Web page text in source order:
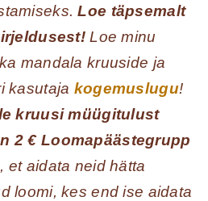
Loe täpsemalt
Loe minu
mandala kruuside ja
kasutaja kogemuslugu!
kruusi müügitulust
2 € Loomapäästegrupp
, et aidata neid hätta
loomi, kes end ise aidata